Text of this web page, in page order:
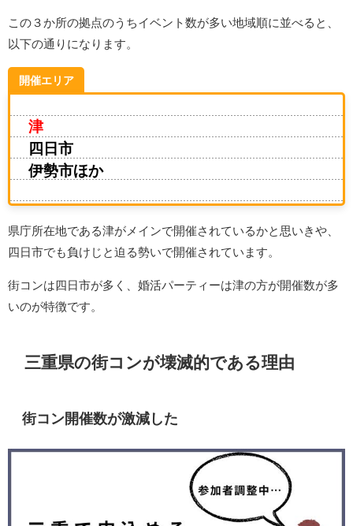
この３か所の拠点のうちイベント数が多い地域順に並べると、
以下の通りになります。
開催エリア
津
四日市
伊勢市ほか
県庁所在地である津がメインで開催されているかと思いきや、
四日市でも負けじと迫る勢いで開催されています。
街コンは四日市が多く、婚活パーティーは津の方が開催数が多
いのが特徴です。
三重県の街コンが壊滅的である理由
街コン開催数が激減した